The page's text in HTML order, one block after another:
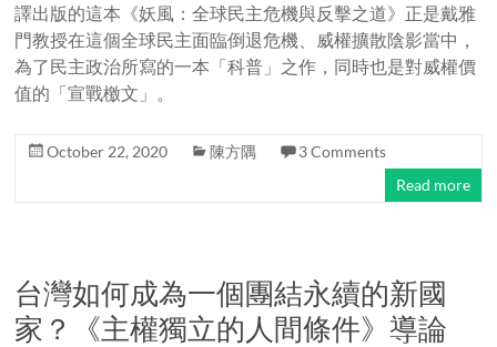
譯出版的這本《妖風：全球民主危機與反擊之道》正是戴雅
門教授在這個全球民主面臨倒退危機、威權擴散陰影當中，
為了民主政治所寫的一本「科普」之作，同時也是對威權價
值的「宣戰檄文」。
October 22, 2020 陳方隅
3 Comments
Read more
台灣如何成為一個團結永續的新國
家？《主權獨立的人間條件》導論